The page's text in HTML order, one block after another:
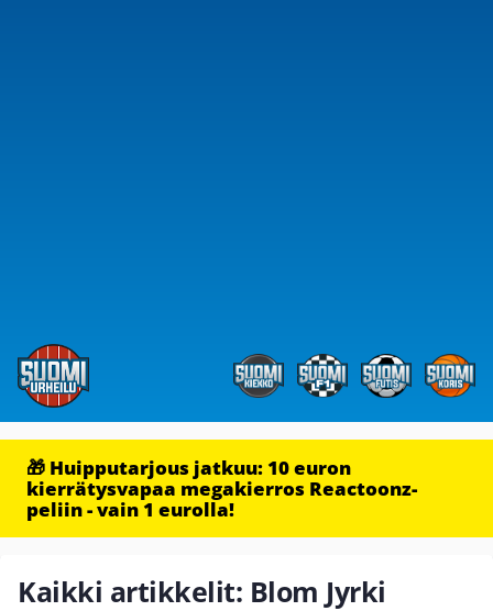
🎁 Huipputarjous jatkuu: 10 euron
kierrätysvapaa megakierros Reactoonz-
peliin - vain 1 eurolla!
Kaikki artikkelit: Blom Jyrki